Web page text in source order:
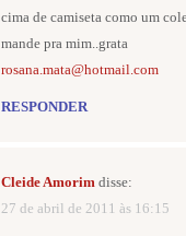
cima de camiseta como um
mande pra mim..grata
rosana.mata@hotmail.com
RESPONDER
Cleide Amorim disse:
27 de abril de 2011 às 16:15